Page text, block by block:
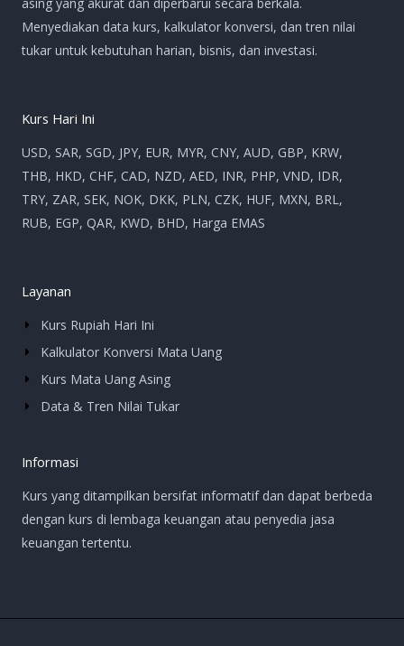
Menyediakan data kurs, kalkulator konversi, dan tren nilai
tukar untuk kebutuhan harian, bisnis, dan investasi.
Kurs Hari Ini
USD, SAR, SGD, JPY, EUR, MYR, CNY, AUD, GBP, KRW,
THB, HKD, CHF, CAD, NZD, AED, INR, PHP, VND, IDR,
TRY, ZAR, SEK, NOK, DKK, PLN, CZK, HUF, MXN, BRL,
RUB, EGP, QAR, KWD, BHD, Harga EMAS
Layanan
Kurs Rupiah Hari Ini
Kalkulator Konversi Mata Uang
Kurs Mata Uang Asing
Data & Tren Nilai Tukar
Informasi
Kurs yang ditampilkan bersifat informatif dan dapat berbeda
dengan kurs di lembaga keuangan atau penyedia jasa
keuangan tertentu.